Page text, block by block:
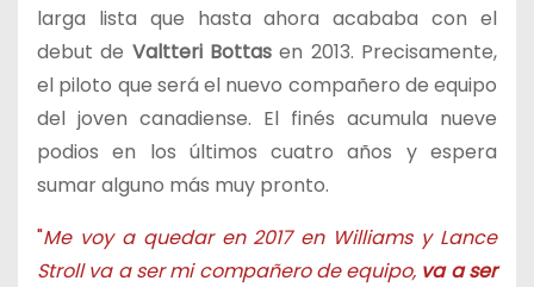
larga lista que hasta ahora acababa con el
debut de Valtteri Bottas en 2013. Precisamente,
el piloto que será el nuevo compañero de equipo
del joven canadiense. El finés acumula nueve
podios en los últimos cuatro años y espera
sumar alguno más muy pronto.
"Me voy a quedar en 2017 en Williams y Lance
Stroll va a ser mi compañero de equipo, va a ser